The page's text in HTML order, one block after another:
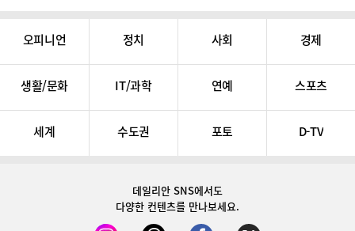
오피니언 정치 사회 경제
생활/문화 IT/과학 연예 스포츠
세계 수도권 포토 D-TV
데일리안 SNS에서도
다양한 컨텐츠를 만나보세요.